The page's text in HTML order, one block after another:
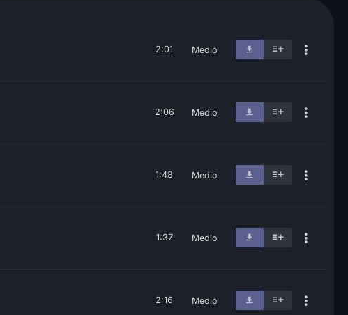
2:01 Medio
2:06 Medio
1:48 Medio
1:37 Medio
2:16 Medio